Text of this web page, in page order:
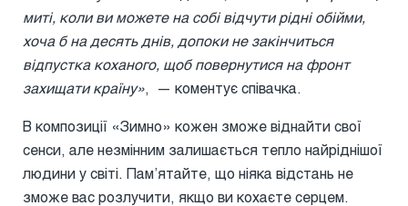
миті, коли ви можете на собі відчути рідні обійми,
хоча б на десять днів, допоки не закінчиться
відпустка коханого, щоб повернутися на фронт
захищати країну», — коментує співачка.
В композиції «Зимно» кожен зможе віднайти свої
сенси, але незмінним залишається тепло найріднішої
людини у світі. Пам’ятайте, що ніяка відстань не
зможе вас розлучити, якщо ви кохаєте серцем.